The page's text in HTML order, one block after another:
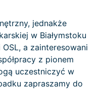
jednakże
w Białymstoku
a zainteresowani
z pionem
uczestniczyć w
zapraszamy do